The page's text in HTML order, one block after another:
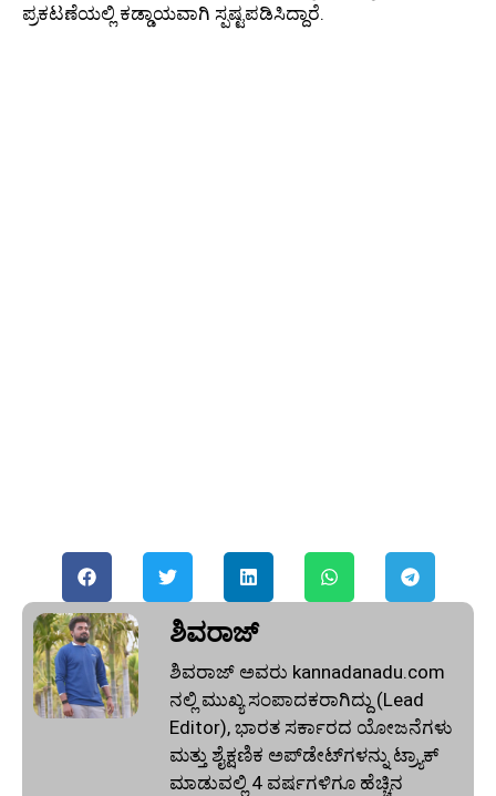
ಪ್ರಕಟಣೆಯಲ್ಲಿ ಕಡ್ಡಾಯವಾಗಿ ಸ್ಪಷ್ಟಪಡಿಸಿದ್ದಾರೆ.
ಶಿವರಾಜ್
ಶಿವರಾಜ್ ಅವರು kannadanadu.com
ನಲ್ಲಿ ಮುಖ್ಯ ಸಂಪಾದಕರಾಗಿದ್ದು (Lead
Editor), ಭಾರತ ಸರ್ಕಾರದ ಯೋಜನೆಗಳು
ಮತ್ತು ಶೈಕ್ಷಣಿಕ ಅಪ್‌ಡೇಟ್‌ಗಳನ್ನು ಟ್ರ್ಯಾಕ್
ಮಾಡುವಲ್ಲಿ 4 ವರ್ಷಗಳಿಗೂ ಹೆಚ್ಚಿನ